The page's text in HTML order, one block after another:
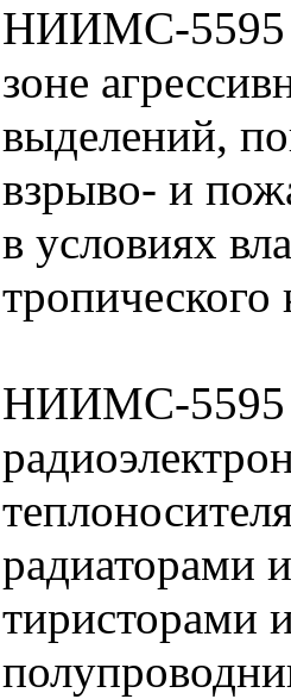
НИИМС-5595
зоне
выделений,
взрыво- и
в условиях
тропического
НИИМС-5595
радиаторами
тиристорами